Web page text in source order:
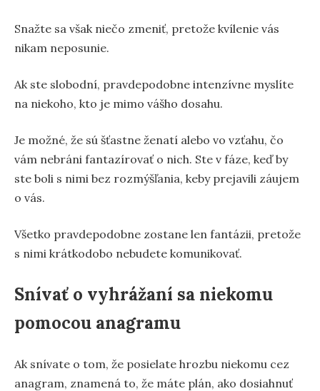
Snažte sa však niečo zmeniť, pretože kvílenie vás
nikam neposunie.
Ak ste slobodní, pravdepodobne intenzívne myslíte
na niekoho, kto je mimo vášho dosahu.
Je možné, že sú šťastne ženatí alebo vo vzťahu, čo
vám nebráni fantazírovať o nich. Ste v fáze, keď by
ste boli s nimi bez rozmýšľania, keby prejavili záujem
o vás.
Všetko pravdepodobne zostane len fantázii, pretože
s nimi krátkodobo nebudete komunikovať.
Snívať o vyhrážaní sa niekomu
pomocou anagramu
Ak snívate o tom, že posielate hrozbu niekomu cez
anagram, znamená to, že máte plán, ako dosiahnuť